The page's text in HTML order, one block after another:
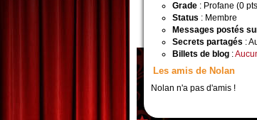
Grade : Profane (0
Status : Membre
Messages postés
Secrets partagés :
Billets de blog :
Les amis de Nolan
Nolan n'a pas d'amis !